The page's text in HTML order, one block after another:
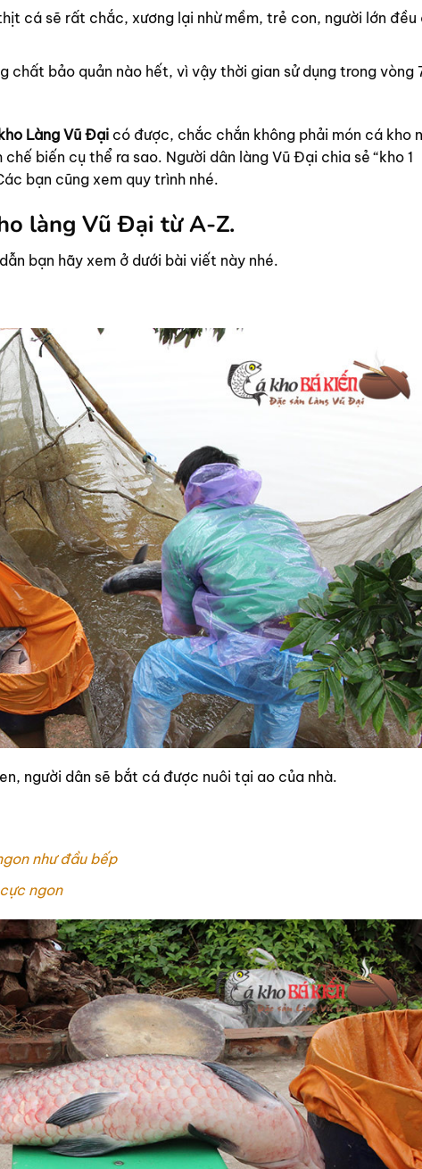
cá sẽ rất chắc, xương lại nhừ mềm, trẻ con, người lớn đều
chất bảo quản nào hết, vì vậy thời gian sử dụng trong vòng
Làng Vũ Đại có được, chắc chắn không phải món cá kho
biến cụ thể ra sao. Người dân làng Vũ Đại chia sẻ “kho 1
bạn cũng xem quy trình nhé.
làng Vũ Đại từ A-Z.
bạn hãy xem ở dưới bài viết này nhé.
người dân sẽ bắt cá được nuôi tại ao của nhà.
như đầu bếp
ngon